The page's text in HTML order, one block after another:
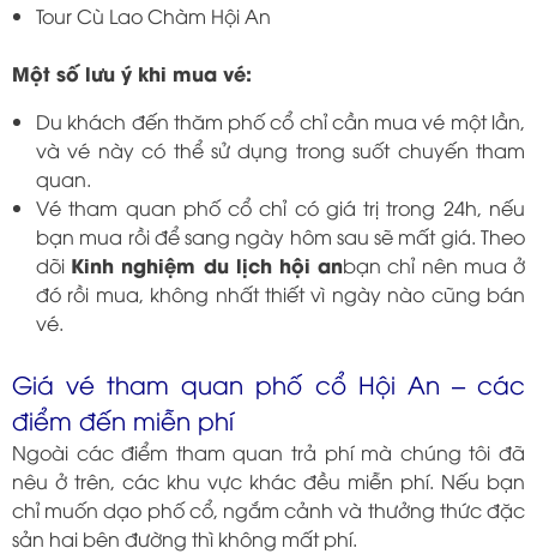
Tour Cù Lao Chàm Hội An
Một số lưu ý khi mua vé:
Du khách đến thăm phố cổ chỉ cần mua vé một lần,
và vé này có thể sử dụng trong suốt chuyến tham
quan.
Vé tham quan phố cổ chỉ có giá trị trong 24h, nếu
bạn mua rồi để sang ngày hôm sau sẽ mất giá. Theo
dõi Kinh nghiệm du lịch hội anbạn chỉ nên mua ở
đó rồi mua, không nhất thiết vì ngày nào cũng bán
vé.
Giá vé tham quan phố cổ Hội An – các
điểm đến miễn phí
Ngoài các điểm tham quan trả phí mà chúng tôi đã
nêu ở trên, các khu vực khác đều miễn phí. Nếu bạn
chỉ muốn dạo phố cổ, ngắm cảnh và thưởng thức đặc
sản hai bên đường thì không mất phí.